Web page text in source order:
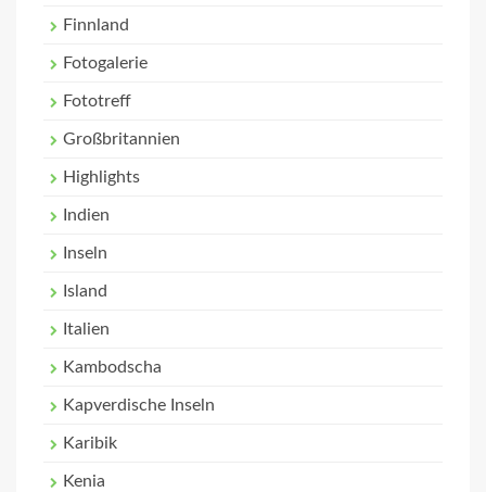
Finnland
Fotogalerie
Fototreff
Großbritannien
Highlights
Indien
Inseln
Island
Italien
Kambodscha
Kapverdische Inseln
Karibik
Kenia